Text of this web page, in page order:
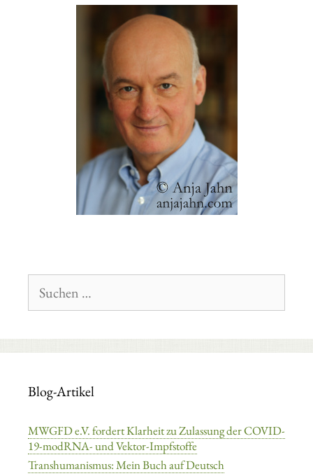
nach:
Blog-Artikel
MWGFD e.V. fordert Klarheit zu Zulassung der COVID-
19-modRNA- und Vektor-Impfstoffe
Transhumanismus: Mein Buch auf Deutsch